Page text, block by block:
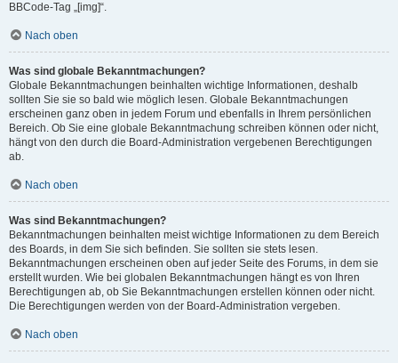
BBCode-Tag „[img]“.
Nach oben
Was sind globale Bekanntmachungen?
Globale Bekanntmachungen beinhalten wichtige Informationen, deshalb
sollten Sie sie so bald wie möglich lesen. Globale Bekanntmachungen
erscheinen ganz oben in jedem Forum und ebenfalls in Ihrem persönlichen
Bereich. Ob Sie eine globale Bekanntmachung schreiben können oder nicht,
hängt von den durch die Board-Administration vergebenen Berechtigungen
ab.
Nach oben
Was sind Bekanntmachungen?
Bekanntmachungen beinhalten meist wichtige Informationen zu dem Bereich
des Boards, in dem Sie sich befinden. Sie sollten sie stets lesen.
Bekanntmachungen erscheinen oben auf jeder Seite des Forums, in dem sie
erstellt wurden. Wie bei globalen Bekanntmachungen hängt es von Ihren
Berechtigungen ab, ob Sie Bekanntmachungen erstellen können oder nicht.
Die Berechtigungen werden von der Board-Administration vergeben.
Nach oben